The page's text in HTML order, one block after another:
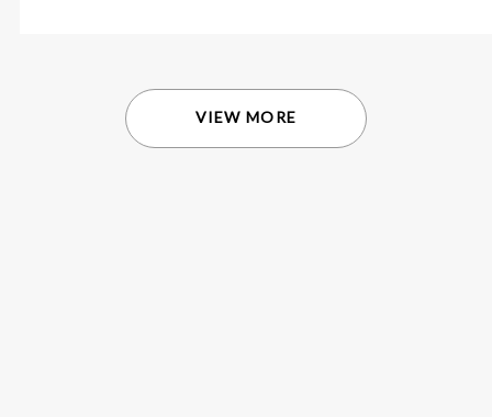
VIEW MORE